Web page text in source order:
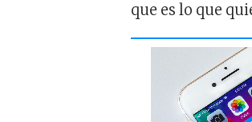
que es lo que